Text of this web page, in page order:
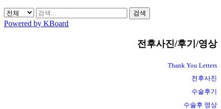
검색
Powered by KBoard
전후사진/후기/영상
Thank You Letters
전후사진
수술후기
수술후 영상